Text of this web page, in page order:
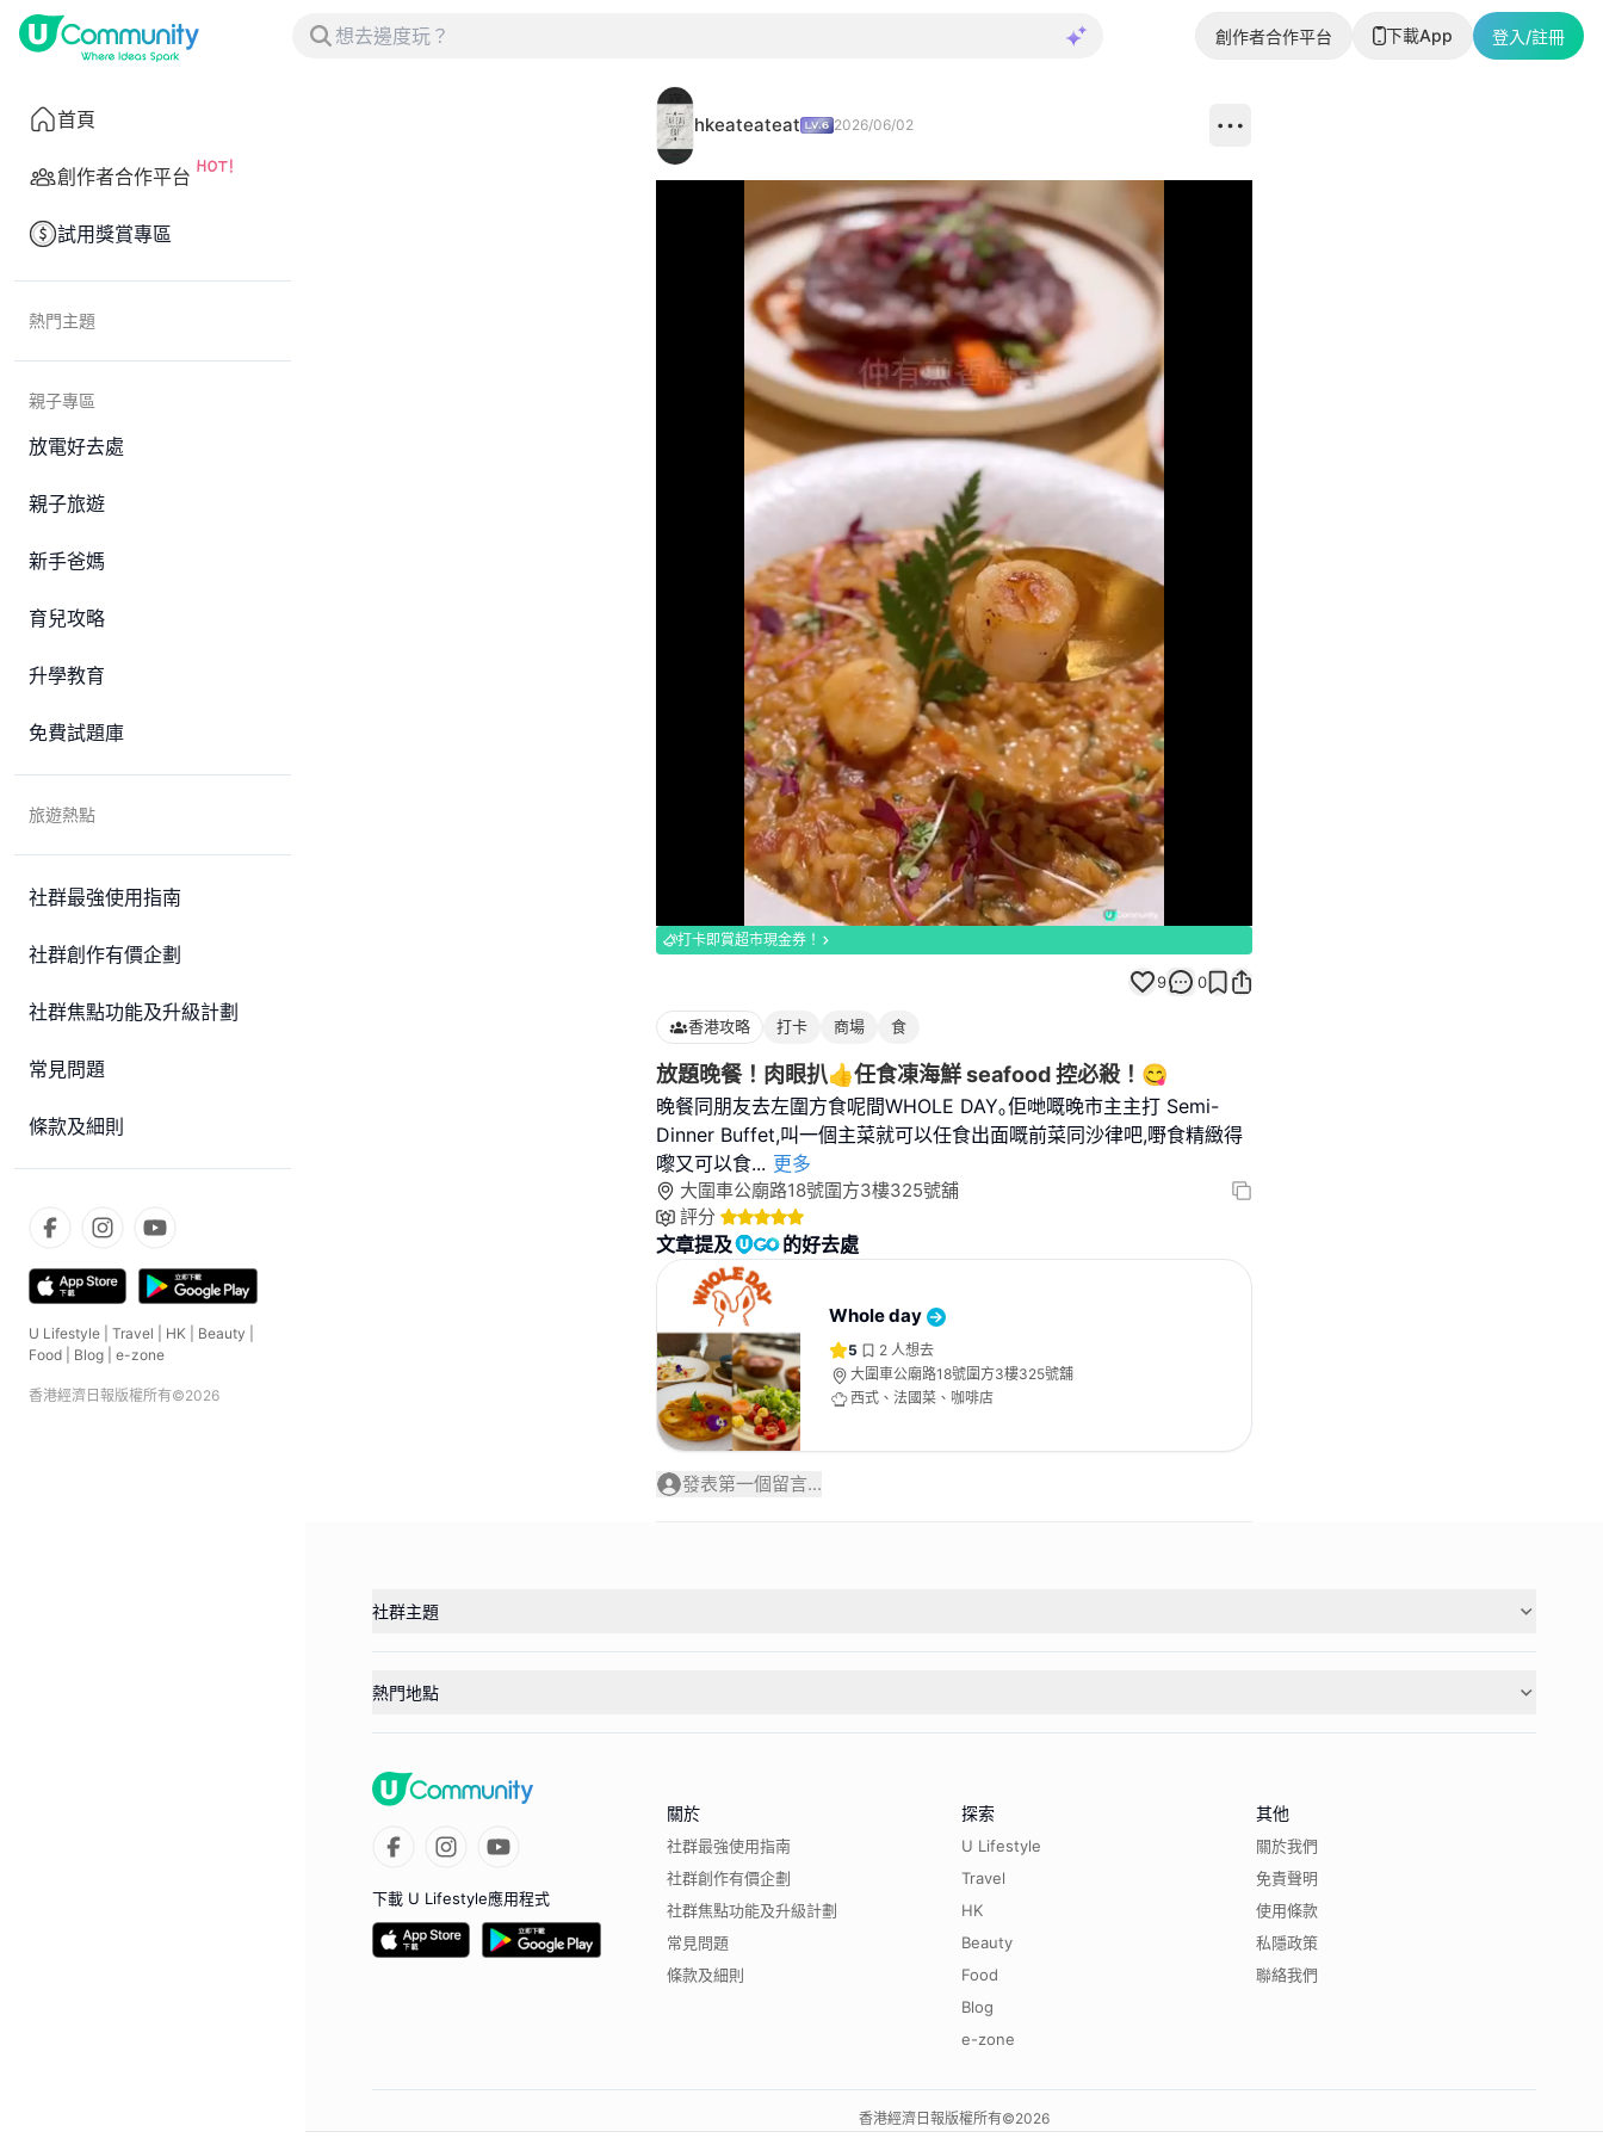
創作者合作平台 下載App 登入/註冊
首頁
創作者合作平台
試用獎賞專區
熱門主題
親子專區
放電好去處
親子旅遊
新手爸媽
育兒攻略
升學教育
免費試題庫
旅遊熱點
社群最強使用指南
社群創作有價企劃
社群焦點功能及升級計劃
常見問題
條款及細則
U Lifestyle Travel HK Beauty
Food
Blog e-zone
香港經濟日報版權所有©2026
hkeateateat 2026/06/02
Loaded:
100.00%
打卡即賞超市現金券！
9 0
香港攻略 打卡 商場 食
放題晚餐！肉眼扒👍任食凍海鮮 seafood 控必殺！😋
晚餐同朋友去左圍方食呢間WHOLE DAY｡佢哋嘅晚市主主打 Semi-
Dinner Buffet,叫一個主菜就可以任食出面嘅前菜同沙律吧,嘢食精緻得
嚟又可以食... 更多
大圍車公廟路18號圍方3樓325號舖
評分
文章提及 的好去處
Whole day
5 2 人想去
大圍車公廟路18號圍方3樓325號舖
西式、法國菜、咖啡店
發表第一個留言...
社群主題
熱門地點
下載 U Lifestyle應用程式
關於
社群最強使用指南
社群創作有價企劃
社群焦點功能及升級計劃
常見問題
條款及細則
探索
U Lifestyle
Travel
HK
Beauty
Food
Blog
e-zone
其他
關於我們
免責聲明
使用條款
私隱政策
聯絡我們
香港經濟日報版權所有©2026